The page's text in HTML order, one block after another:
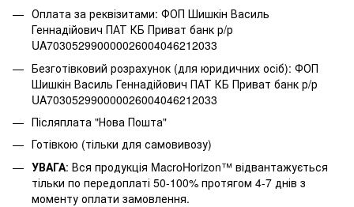
Оплата за реквізитами: ФОП Шишкін Василь
Геннадійович ПАТ КБ Приват банк р/р
UA703052990000026004046212033
Безготівковий розрахунок (для юридичних осіб): ФОП
Шишкін Василь Геннадійович ПАТ КБ Приват банк р/р
UA703052990000026004046212033
Післяплата "Нова Пошта"
Готівкою (тільки для самовивозу)
УВАГА: Вся продукція MacroHorizon™ відвантажується
тільки по передоплаті 50-100% протягом 4-7 днів з
моменту оплати замовлення.